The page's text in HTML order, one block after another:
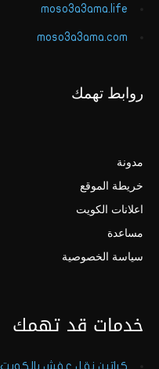
moso3a3ama.life
moso3a3ama.com
روابط تهمك
مدونة
خريطة الموقع
اعلانات الكويت
مساعدة
سياسة الخصوصية
خدمات قد تهمك
كراتين نقل عفش بالكويت